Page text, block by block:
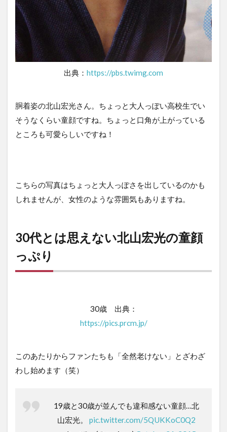
出典： https://pbs.twimg.com
胴着姿の北山宏光さん。ちょっと大人っぽい高校生でい
そうなくらい童顔ですね。ちょっと口角が上がっている
ところも可愛らしいですね！
こちらの写真はちょっと大人っぽさを出しているのかも
しれませんが、女性のような雰囲気もありますね。
30代とは思えない北山宏光の童顔
っぷり
30歳 出典：
https://pics.prcm.jp/
このあたりからファンたちも「全然老けない」とざわざ
わし始めます（笑）
19歳と30歳が並んでも違和感ない童顔…北
山宏光。 pic.twitter.com/5QUKKoC0Q2